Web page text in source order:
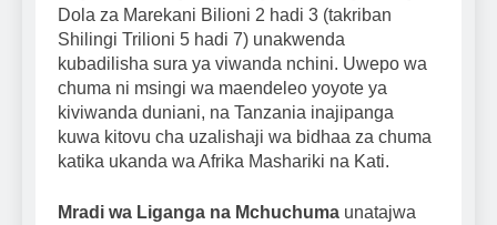
Dola za Marekani Bilioni 2 hadi 3 (takriban
Shilingi Trilioni 5 hadi 7) unakwenda
kubadilisha sura ya viwanda nchini. Uwepo wa
chuma ni msingi wa maendeleo yoyote ya
kiviwanda duniani, na Tanzania inajipanga
kuwa kitovu cha uzalishaji wa bidhaa za chuma
katika ukanda wa Afrika Mashariki na Kati.
Mradi wa Liganga na Mchuchuma unatajwa